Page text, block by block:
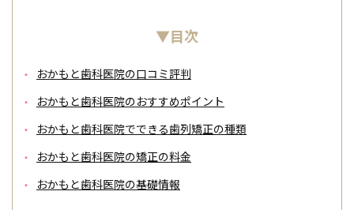
▼目次
おかもと歯科医院の口コミ評判
おかもと歯科医院のおすすめポイント
おかもと歯科医院でできる歯列矯正の種類
おかもと歯科医院の矯正の料金
おかもと歯科医院の基礎情報